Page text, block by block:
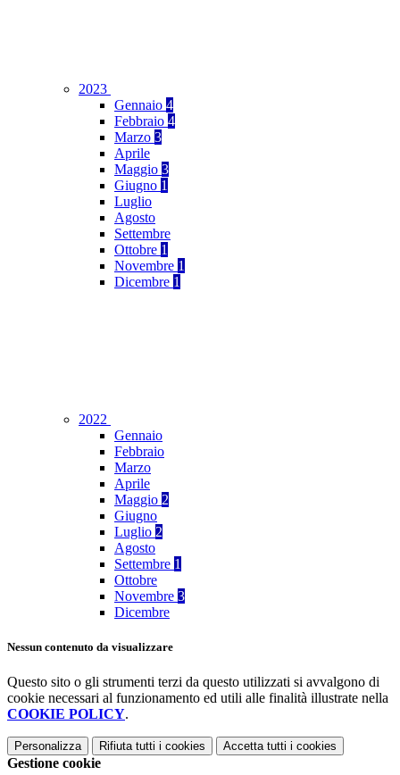
2023
Gennaio 4
Febbraio 4
Marzo 3
Aprile
Maggio 3
Giugno 1
Luglio
Agosto
Settembre
Ottobre 1
Novembre 1
Dicembre 1
2022
Gennaio
Febbraio
Marzo
Aprile
Maggio 2
Giugno
Luglio 2
Agosto
Settembre 1
Ottobre
Novembre 3
Dicembre
Nessun contenuto da visualizzare
Questo sito o gli strumenti terzi da questo utilizzati si avvalgono di
cookie necessari al funzionamento ed utili alle finalità illustrate nella
COOKIE POLICY.
Personalizza Rifiuta tutti i cookies Accetta tutti i cookies
Gestione cookie